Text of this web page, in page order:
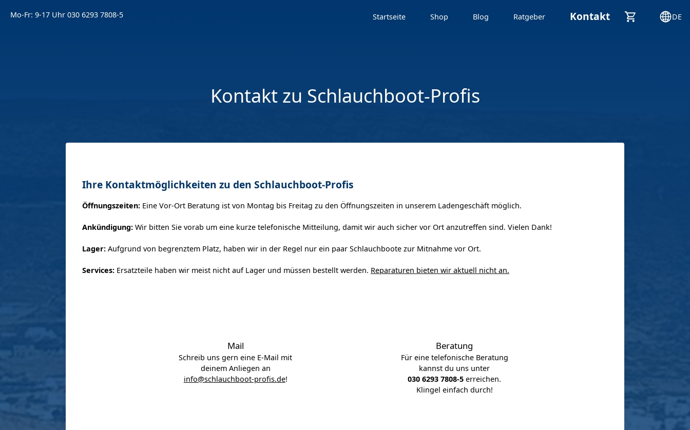
Mo-Fr: 9-17 Uhr 030 6293 7808-5 Startseite Shop Blog Ratgeber Kontakt DE
Kontakt zu Schlauchboot-Profis
Ihre Kontaktmöglichkeiten zu den Schlauchboot-Profis
Öffnungszeiten: Eine Vor-Ort Beratung ist von Montag bis Freitag zu den Öffnungszeiten in unserem Ladengeschäft möglich.
Ankündigung: Wir bitten Sie vorab um eine kurze telefonische Mitteilung, damit wir auch sicher vor Ort anzutreffen sind. Vielen Dank!
Lager: Aufgrund von begrenztem Platz, haben wir in der Regel nur ein paar Schlauchboote zur Mitnahme vor Ort.
Services: Ersatzteile haben wir meist nicht auf Lager und müssen bestellt werden. Reparaturen bieten wir aktuell nicht an.
Mail
Schreib uns gern eine E-Mail mit
deinem Anliegen an
info@schlauchboot-profis.de!
Beratung
Für eine telefonische Beratung
kannst du uns unter
030 6293 7808-5 erreichen.
Klingel einfach durch!